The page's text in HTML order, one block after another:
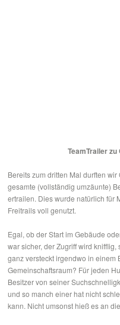
TeamTrailer zu
Bereits zum dritten Mal durften
gesamte (vollständig umzäunte)
ertrailen. Dies wurde natürlich für
Freitrails voll genutzt.
Egal, ob der Start im Gebäude
war sicher, der Zugriff wird
ganz versteckt irgendwo in einem
Gemeinschaftsraum? Für jeden
Besitzer von seiner
und so manch einer hat nicht
kann. Nicht umsonst hieß es an